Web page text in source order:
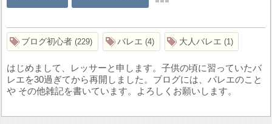
ブログ初心者 229 バレエ 4 大人バレエ 1
はじめまして、レッサーと申します。子供の頃に習っていたバ
レエを30過ぎてから再開しました。ブログには、バレエのこと
や その他雑記を書いています。よろしくお願いします。